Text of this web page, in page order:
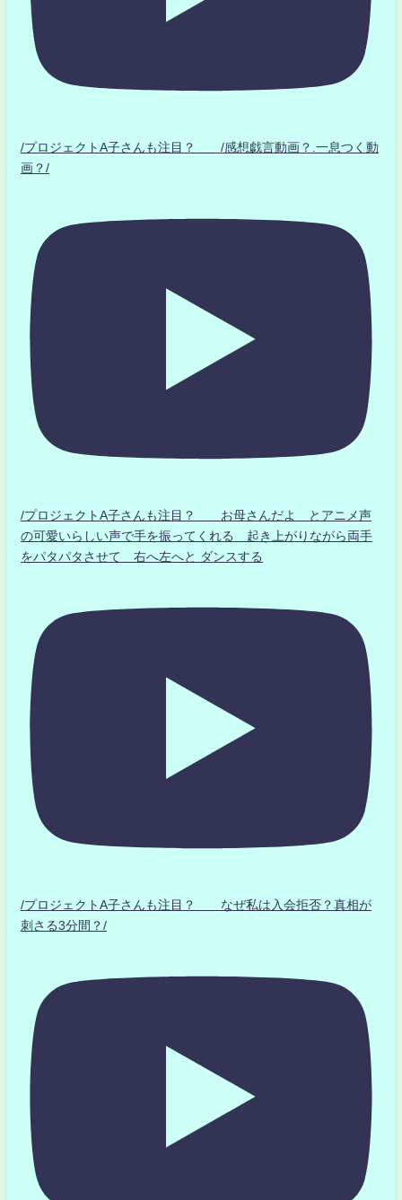
/プロジェクトA子さんも注目？ /感想戯言動画？.一息つく動
画？/
/プロジェクトA子さんも注目？ お母さんだよ とアニメ声
の可愛いらしい声で手を振ってくれる 起き上がりながら両手
をパタパタさせて 右へ左へと ダンスする
/プロジェクトA子さんも注目？ なぜ私は入会拒否？真相が
刺さる3分間？/